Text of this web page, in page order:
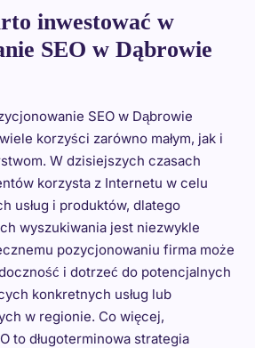
inwestować w
SEO w Dąbrowie
SEO w Dąbrowie
korzyści zarówno małym, jak i
W dzisiejszych czasach
korzysta z Internetu w celu
usług i produktów, dlatego
wyszukiwania jest niezwykle
pozycjonowaniu firma może
i dotrzeć do potencjalnych
konkretnych usług lub
w regionie. Co więcej,
to długoterminowa strategia